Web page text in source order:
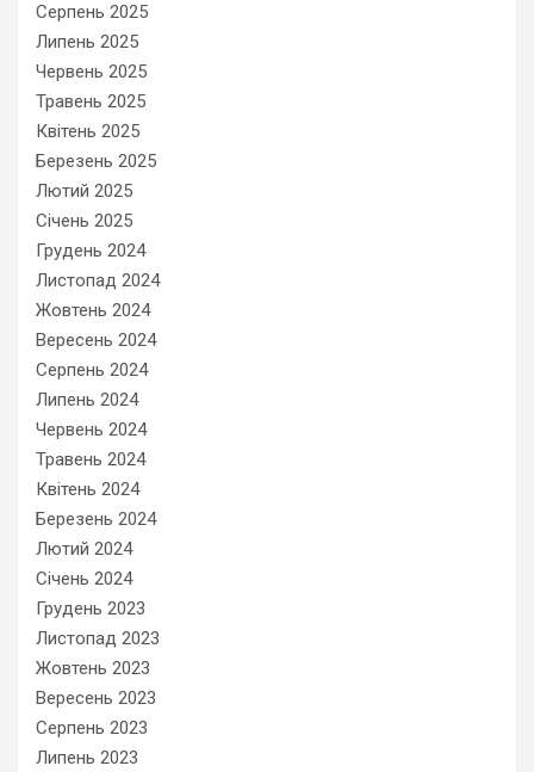
Серпень 2025
Липень 2025
Червень 2025
Травень 2025
Квітень 2025
Березень 2025
Лютий 2025
Січень 2025
Грудень 2024
Листопад 2024
Жовтень 2024
Вересень 2024
Серпень 2024
Липень 2024
Червень 2024
Травень 2024
Квітень 2024
Березень 2024
Лютий 2024
Січень 2024
Грудень 2023
Листопад 2023
Жовтень 2023
Вересень 2023
Серпень 2023
Липень 2023